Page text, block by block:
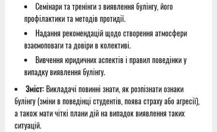
Семінари та тренінги з виявлення булінгу, його
профілактики та методів протидії.
Надання рекомендацій щодо створення атмосфери
взаємоповаги та довіри в колективі.
Вивчення юридичних аспектів і правил поведінки у
випадку виявлення булінгу.
Зміст: Викладачі повинні знати, як розпізнати ознаки
булінгу (зміни в поведінці студентів, поява страху або агресії),
а також мати чіткі плани дій на випадок виявлення таких
ситуацій.